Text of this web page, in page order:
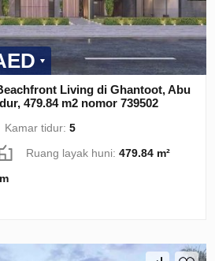
Living di Ghantoot, Abu
479.84 m2 nomor 739502
Kamar tidur:5
Ruang layak huni:479.84 m²